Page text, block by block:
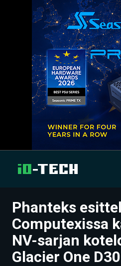
UUTISET
ARTIKKELIT
VIDEOT
Phanteks
Computexissa
NV-sarjan
Glacier One